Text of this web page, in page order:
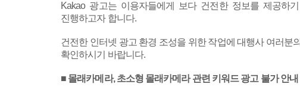
Kakao 광고는 이용자들에게 보다 건전한 정보를 제공하
진행하고자 합니다.
건전한 인터넷 광고 환경 조성을 위한 작업에 대행사 여러분
확인하시기 바랍니다.
■ 몰래카메라, 초소형 몰래카메라 관련 키워드 광고 불가 안내